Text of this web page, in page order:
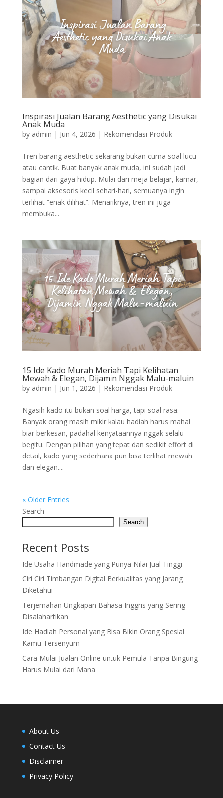
Inspirasi Jualan Barang Aesthetic yang Disukai
Anak Muda
by admin | Jun 4, 2026 | Rekomendasi Produk
Tren barang aesthetic sekarang bukan cuma soal lucu
atau cantik. Buat banyak anak muda, ini sudah jadi
bagian dari gaya hidup. Mulai dari meja belajar, kamar,
sampai aksesoris kecil sehari-hari, semuanya ingin
terlihat “enak dilihat”. Menariknya, tren ini juga
membuka...
15 Ide Kado Murah Meriah Tapi Kelihatan
Mewah & Elegan, Dijamin Nggak Malu-maluin
by admin | Jun 1, 2026 | Rekomendasi Produk
Ngasih kado itu bukan soal harga, tapi soal rasa.
Banyak orang masih mikir kalau hadiah harus mahal
biar berkesan, padahal kenyataannya nggak selalu
begitu. Dengan pilihan yang tepat dan sedikit effort di
detail, kado yang sederhana pun bisa terlihat mewah
dan elegan....
« Older Entries
Search
Search
Recent Posts
Ide Usaha Handmade yang Punya Nilai Jual Tinggi
Ciri Ciri Timbangan Digital Berkualitas yang Jarang
Diketahui
Terjemahan Ungkapan Bahasa Inggris yang Sering
Disalahartikan
Ide Hadiah Personal yang Bisa Bikin Orang Spesial
Kamu Tersenyum
Cara Mulai Jualan Online untuk Pemula Tanpa Bingung
Harus Mulai dari Mana
About Us
Contact Us
Disclaimer
Privacy Policy